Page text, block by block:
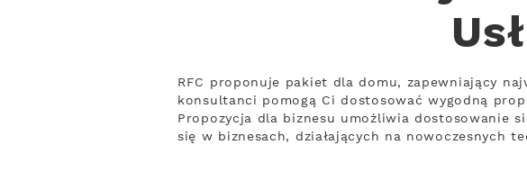
RFC proponuje pakiet dla domu, zapewniający
konsultanci pomogą Ci dostosować wygodną
Propozycja dla biznesu umożliwia dostosowanie
się w biznesach, działających na nowoczesnych